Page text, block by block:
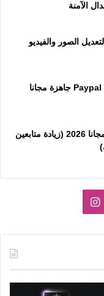
الآمنة
تحميل تطبيق PicsArt لتعديل الصور والفيديو
حسابات بايبال مشحونة Paypal جاهزة مجانا
ترويج حساب تيك توك مجانا 2026 (زيادة متابعين
انستقرام